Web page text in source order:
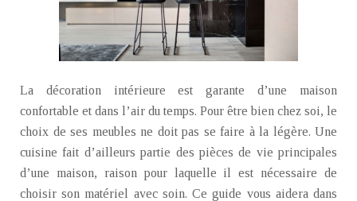
La décoration intérieure est garante d’une maison
confortable et dans l’air du temps. Pour être bien chez soi, le
choix de ses meubles ne doit pas se faire à la légère. Une
cuisine fait d’ailleurs partie des pièces de vie principales
d’une maison, raison pour laquelle il est nécessaire de
choisir son matériel avec soin. Ce guide vous aidera dans